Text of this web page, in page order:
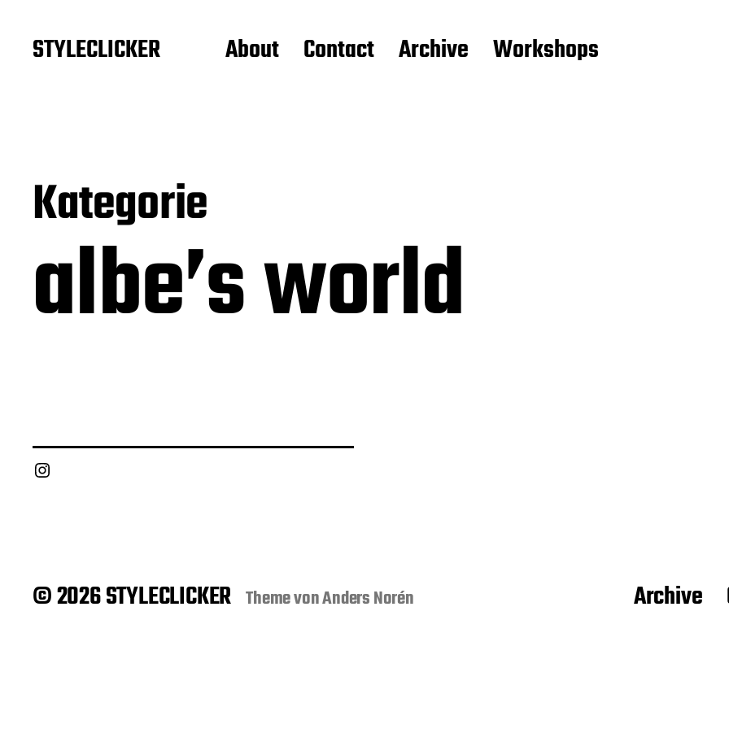
STYLECLICKER About Contact Archive Workshops
Kategorie
albe’s world
Instagram
© 2026 STYLECLICKER Theme vonAnders Norén Archive